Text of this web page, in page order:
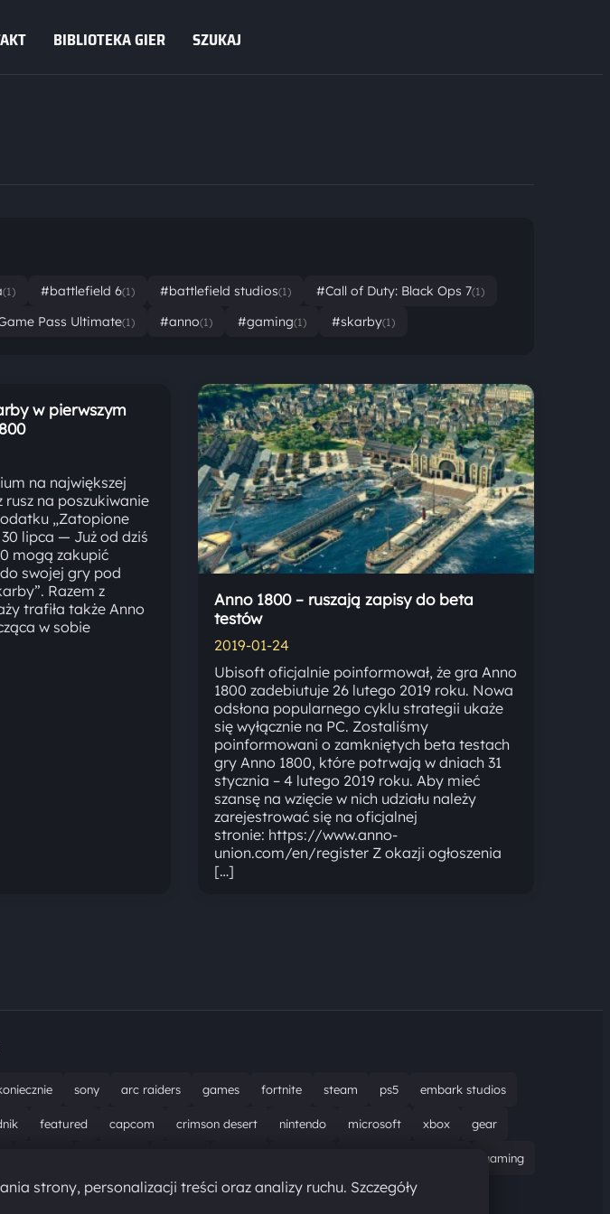
BIBLIOTEKA GIER SZUKAJ
(1) #battlefield 6(1) #battlefield studios(1) #Call of Duty: Black Ops 7(1)
Pass Ultimate(1) #anno(1) #gaming(1) #skarby(1)
w pierwszym
na największej
na poszukiwanie
„Zatopione
lipca — Już od dziś
mogą zakupić
swojej gry pod
Razem z
trafiła także Anno
w sobie
Anno 1800 – ruszają zapisy do beta
testów
2019-01-24
Ubisoft oficjalnie poinformował, że gra Anno
1800 zadebiutuje 26 lutego 2019 roku. Nowa
odsłona popularnego cyklu strategii ukaże
się wyłącznie na PC. Zostaliśmy
poinformowani o zamkniętych beta testach
gry Anno 1800, które potrwają w dniach 31
stycznia – 4 lutego 2019 roku. Aby mieć
szansę na wzięcie w nich udziału należy
zarejestrować się na oficjalnej
stronie: https://www.anno-
union.com/en/register Z okazji ogłoszenia
[…]
sony arc raiders games fortnite steam ps5 embark studios
featured capcom crimson desert nintendo microsoft xbox gear
gaming
epic games hytale
strony, personalizacji treści oraz analizy ruchu. Szczegóły